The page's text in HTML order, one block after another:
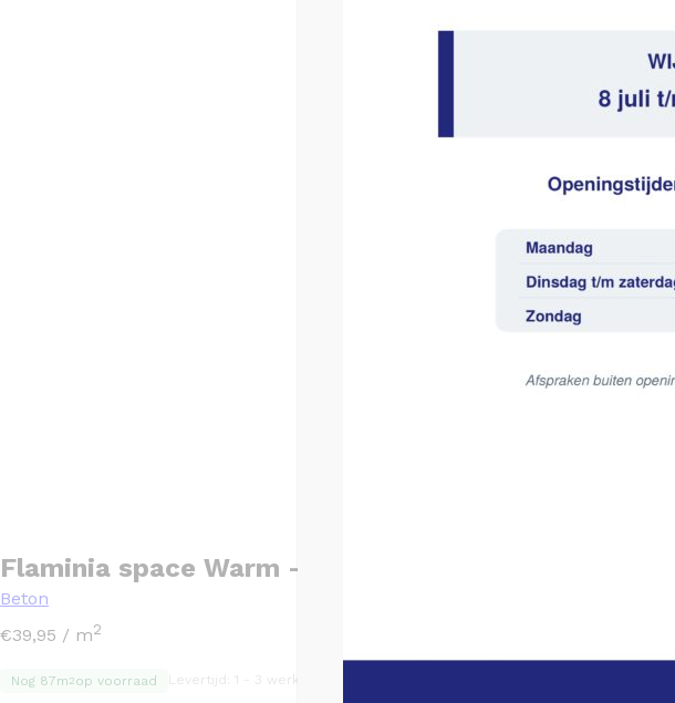
Flaminia space Warm – 60×60
Beton
€39,95 / m2
Nog 87m2op voorraad